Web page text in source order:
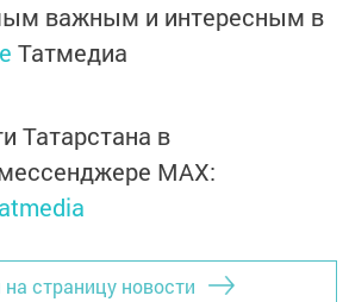
важным и интересным в
Татмедиа
Татарстана в
MАХ:
на страницу новости